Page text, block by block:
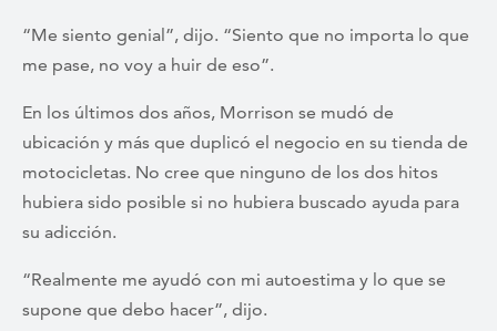
“Me siento genial”, dijo. “Siento que no importa lo que
me pase, no voy a huir de eso”.
En los últimos dos años, Morrison se mudó de
ubicación y más que duplicó el negocio en su tienda de
motocicletas. No cree que ninguno de los dos hitos
hubiera sido posible si no hubiera buscado ayuda para
su adicción.
“Realmente me ayudó con mi autoestima y lo que se
supone que debo hacer”, dijo.